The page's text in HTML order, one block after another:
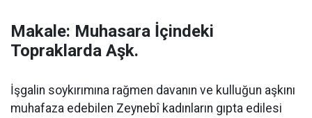
Makale: Muhasara İçindeki
Topraklarda Aşk.
İşgalin soykırımına rağmen davanın ve kulluğun aşkını
muhafaza edebilen Zeynebî kadınların gıpta edilesi